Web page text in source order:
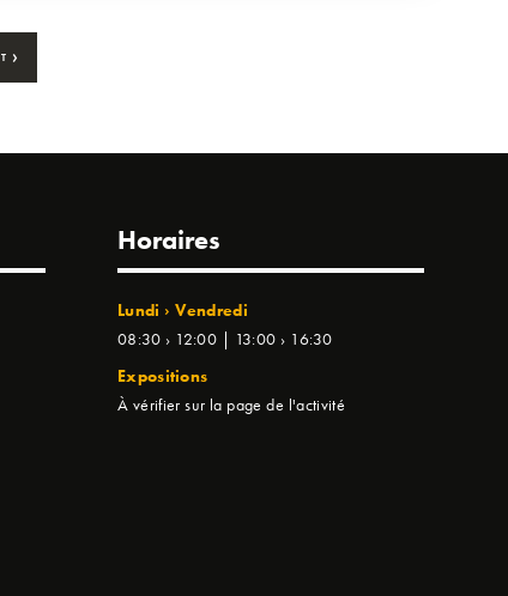
›
Horaires
Lundi › Vendredi
08:30 › 12:00 | 13:00 › 16:30
Expositions
À vérifier sur la page de l'activité